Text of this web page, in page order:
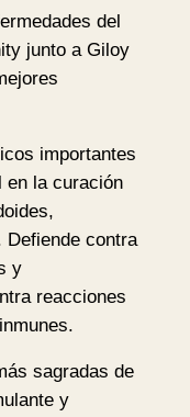
del
junto a Giloy
importantes
en la curación
contra
y
reacciones
sagradas de
y